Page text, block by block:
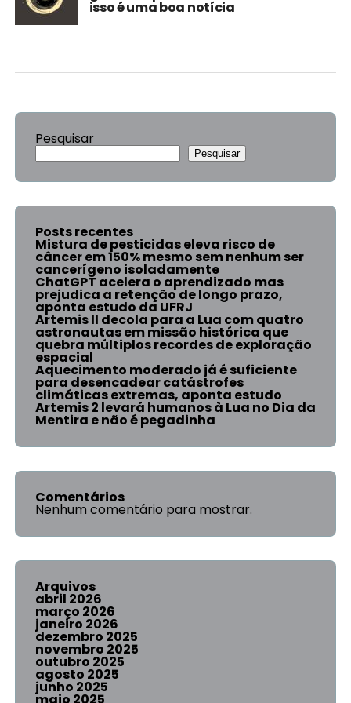
isso é uma boa notícia
Pesquisar
Pesquisar
Posts recentes
Mistura de pesticidas eleva risco de
câncer em 150% mesmo sem nenhum ser
cancerígeno isoladamente
ChatGPT acelera o aprendizado mas
prejudica a retenção de longo prazo,
aponta estudo da UFRJ
Artemis II decola para a Lua com quatro
astronautas em missão histórica que
quebra múltiplos recordes de exploração
espacial
Aquecimento moderado já é suficiente
para desencadear catástrofes
climáticas extremas, aponta estudo
Artemis 2 levará humanos à Lua no Dia da
Mentira e não é pegadinha
Comentários
Nenhum comentário para mostrar.
Arquivos
abril 2026
março 2026
janeiro 2026
dezembro 2025
novembro 2025
outubro 2025
agosto 2025
junho 2025